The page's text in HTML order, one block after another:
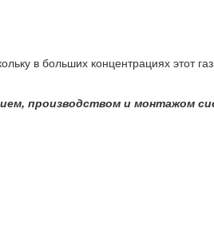
в больших концентрациях этот
производством и монтажом